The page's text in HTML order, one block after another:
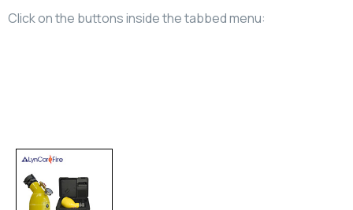
Click on the buttons inside the tabbed menu: